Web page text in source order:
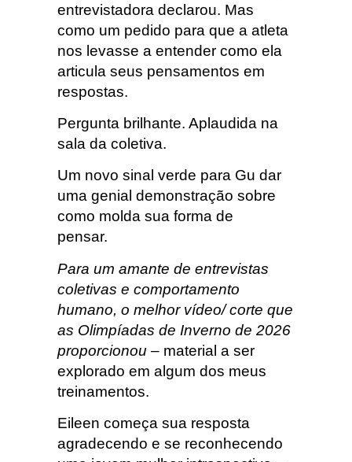
entrevistadora declarou. Mas
como um pedido para que a atleta
nos levasse a entender como ela
articula seus pensamentos em
respostas.
Pergunta brilhante. Aplaudida na
sala da coletiva.
Um novo sinal verde para Gu dar
uma genial demonstração sobre
como molda sua forma de
pensar.
Para um amante de entrevistas
coletivas e comportamento
humano, o melhor vídeo/ corte que
as Olimpíadas de Inverno de 2026
proporcionou – material a ser
explorado em algum dos meus
treinamentos.
Eileen começa sua resposta
agradecendo e se reconhecendo